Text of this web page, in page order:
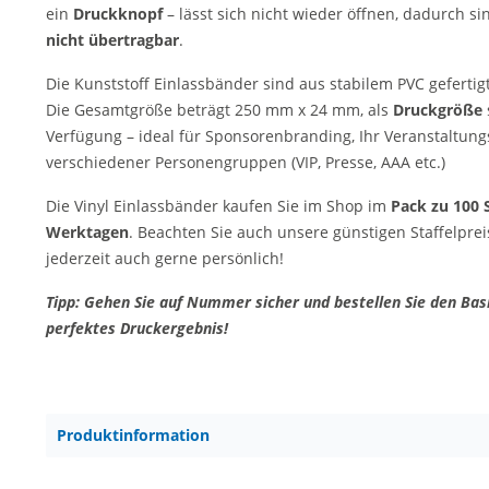
ein Druckknopf– lässt sich nicht wieder öffnen, dadurch
nicht übertragbar.
Die Kunststoff Einlassbänder sind aus stabilem PVC
Die Gesamtgröße beträgt 250 mm x 24 mm, als Druckgröße
Verfügung – ideal für Sponsorenbranding, Ihr
verschiedener Personengruppen (VIP, Presse, AAA etc.)
Die Vinyl Einlassbänder kaufen Sie im Shop im Pack zu
Werktagen. Beachten Sie auch unsere günstigen
jederzeit auch gerne persönlich!
Tipp: Gehen Sie auf Nummer sicher und bestellen Sie den
perfektes Druckergebnis!
Produktinformation